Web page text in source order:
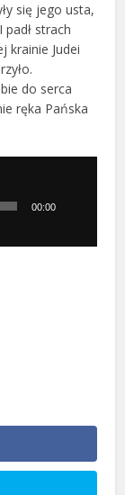
się jego usta,
padł strach
krainie Judei
do serca
ręka Pańska
00:00